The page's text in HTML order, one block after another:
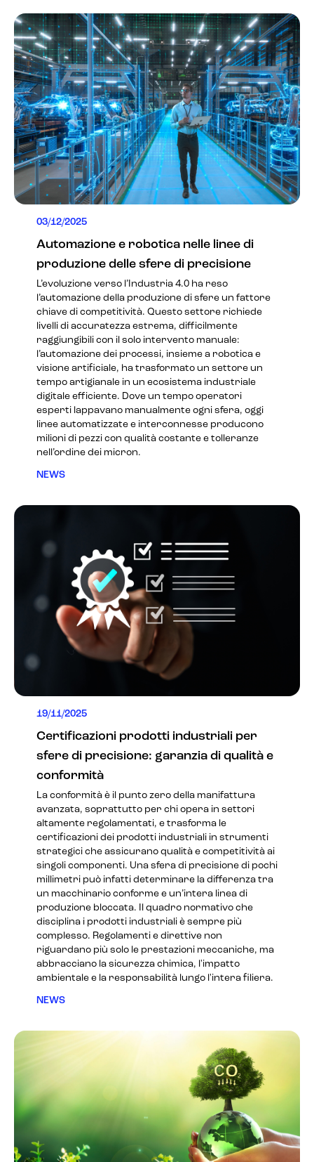
03/12/2025
Automazione e robotica nelle linee di
produzione delle sfere di precisione
L’evoluzione verso l’Industria 4.0 ha reso
l’automazione della produzione di sfere un fattore
chiave di competitività. Questo settore richiede
livelli di accuratezza estrema, difficilmente
raggiungibili con il solo intervento manuale:
l’automazione dei processi, insieme a robotica e
visione artificiale, ha trasformato un settore un
tempo artigianale in un ecosistema industriale
digitale efficiente. Dove un tempo operatori
esperti lappavano manualmente ogni sfera, oggi
linee automatizzate e interconnesse producono
milioni di pezzi con qualità costante e tolleranze
nell’ordine dei micron.
NEWS
19/11/2025
Certificazioni prodotti industriali per
sfere di precisione: garanzia di qualità e
conformità
La conformità è il punto zero della manifattura
avanzata, soprattutto per chi opera in settori
altamente regolamentati, e trasforma le
certificazioni dei prodotti industriali in strumenti
strategici che assicurano qualità e competitività ai
singoli componenti. Una sfera di precisione di pochi
millimetri può infatti determinare la differenza tra
un macchinario conforme e un’intera linea di
produzione bloccata. Il quadro normativo che
disciplina i prodotti industriali è sempre più
complesso. Regolamenti e direttive non
riguardano più solo le prestazioni meccaniche, ma
abbracciano la sicurezza chimica, l'impatto
ambientale e la responsabilità lungo l'intera filiera.
NEWS